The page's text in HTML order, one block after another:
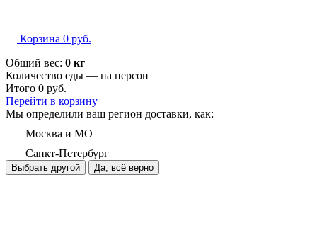
Корзина 0 руб.
Общий вес: 0 кг
Количество еды — на персон
Итого 0 руб.
Перейти в корзину
Мы определили ваш регион доставки, как:
Москва и МО
Санкт-Петербург
Выбрать другой Да, всё верно